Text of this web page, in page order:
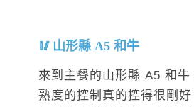
山形縣 A5 和牛
來到主餐的山形縣 A5 和牛
熟度的控制真的控得很剛